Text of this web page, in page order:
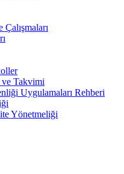
ve Takvimi
Uygulamaları Rehberi
Yönetmeliği